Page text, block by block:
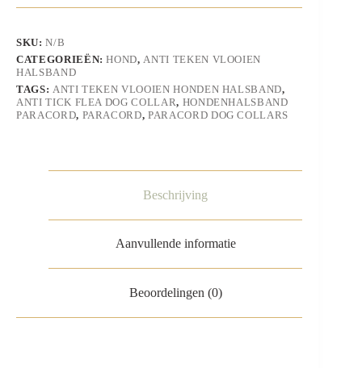
Paars
SKU:N/B
CATEGORIEËN:HOND, ANTI TEKEN VLOOIEN
HALSBAND
TAGS: ANTI TEKEN VLOOIEN HONDEN HALSBAND,
ANTI TICK FLEA DOG COLLAR, HONDENHALSBAND
PARACORD, PARACORD,PARACORD DOG COLLARS
Beschrijving
Aanvullende informatie
Beoordelingen (0)